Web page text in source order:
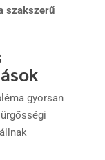
szakszerű
gyorsan